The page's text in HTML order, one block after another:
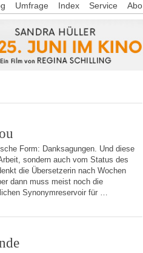
Form: Danksagungen. Und diese
sondern auch vom Status des
die Übersetzerin nach Wochen
dann muss meist noch die
Synonymreservoir für …
Umfrage Index Service Abo